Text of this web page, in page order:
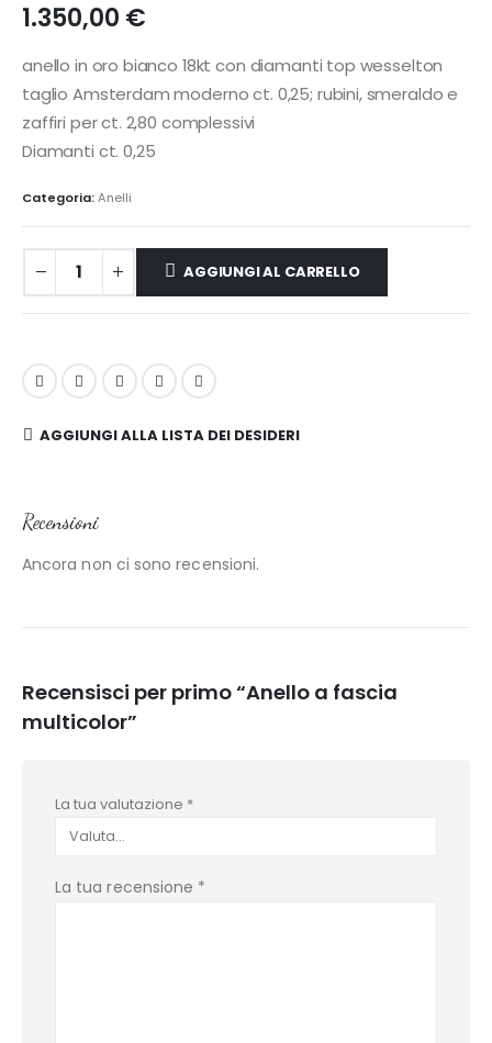
1.350,00 €
anello in oro bianco 18kt con diamanti top wesselton
taglio Amsterdam moderno ct. 0,25; rubini, smeraldo e
zaffiri per ct. 2,80 complessivi
Diamanti ct. 0,25
Categoria:Anelli
AGGIUNGI AL CARRELLO
AGGIUNGI ALLA LISTA DEI DESIDERI
Recensioni
Ancora non ci sono recensioni.
Recensisci per primo “Anello a fascia
multicolor”
La tua valutazione *
La tua recensione *